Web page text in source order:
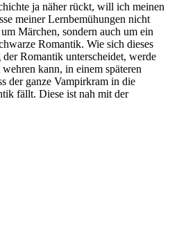
ja näher rückt, will ich meinen
meiner Lernbemühungen nicht
Märchen, sondern auch um ein
Romantik. Wie sich dieses
Romantik unterscheidet, werde
kann, in einem späteren
der ganze Vampirkram in die
fällt. Diese ist nah mit der